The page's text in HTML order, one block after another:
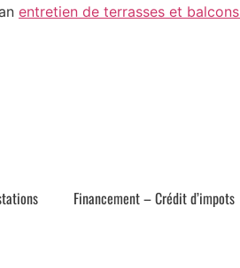
entretien de terrasses et balcons
Financement – Crédit d’impots